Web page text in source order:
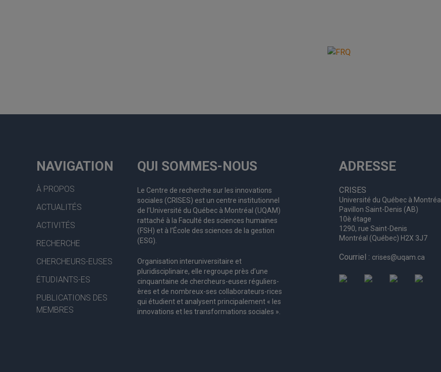
NAVIGATION
À PROPOS
ACTUALITÉS
ACTIVITÉS
RECHERCHE
CHERCHEURS-EUSES
ÉTUDIANTS-ES
PUBLICATIONS DES
MEMBRES
QUI SOMMES-NOUS
Le Centre de recherche sur les innovations
sociales (CRISES) est un centre institutionnel
de l’Université du Québec à Montréal (UQAM)
rattaché à la Faculté des sciences humaines
(FSH) et à l’École des sciences de la gestion
(ESG).
Organisation interuniversitaire et
pluridisciplinaire, elle regroupe près d’une
cinquantaine de chercheurs-euses réguliers-
ères et de nombreux-ses collaborateurs-rices
qui étudient et analysent principalement « les
innovations et les transformations sociales ».
ADRESSE
CRISES
Université du Québec à Montréal
Pavillon Saint-Denis (AB)
10è étage
1290, rue Saint-Denis
Montréal (Québec) H2X 3J7
Courriel : crises@uqam.ca